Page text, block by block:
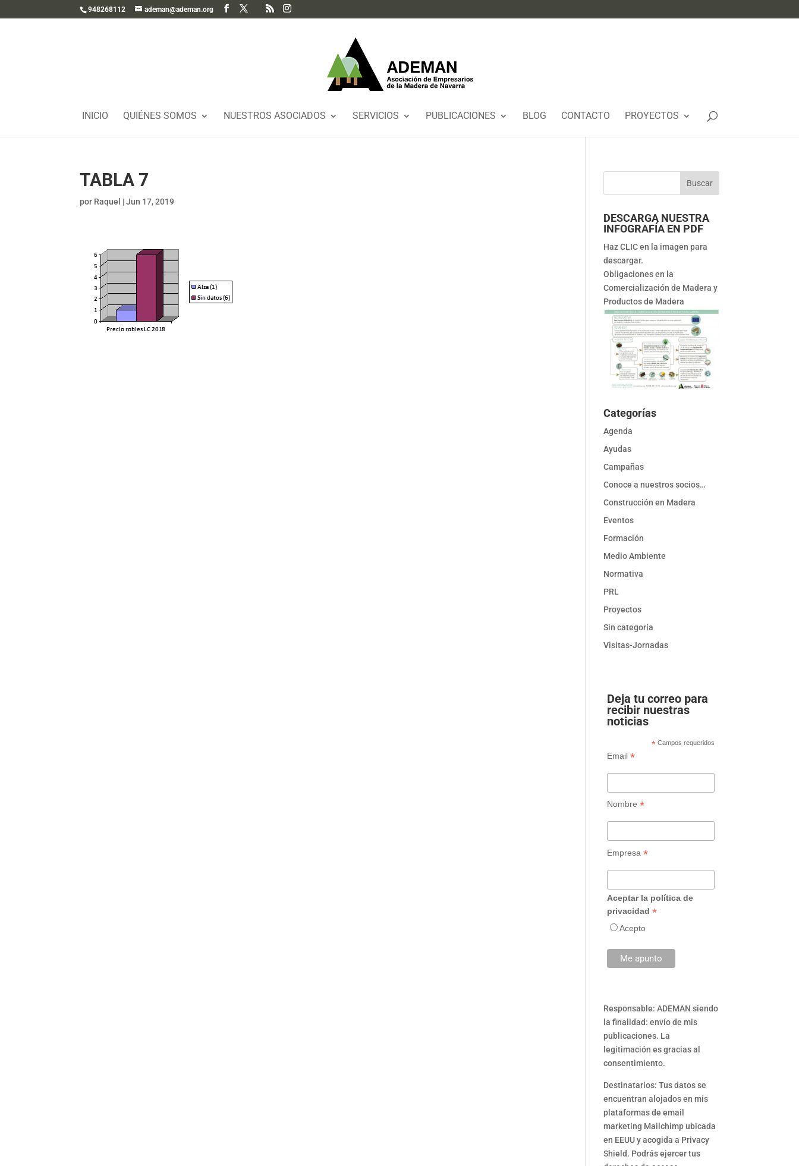
948268112 ademan@ademan.org
INICIO QUIÉNES SOMOS NUESTROS ASOCIADOS SERVICIOS PUBLICACIONES BLOG CONTACTO PROYECTOS
TABLA 7
por Raquel |Jun 17, 2019
DESCARGA NUESTRA
INFOGRAFÍA EN PDF
Haz CLIC en la imagen para
descargar.
Obligaciones en la
Comercialización de Madera y
Productos de Madera
Categorías
Agenda
Ayudas
Campañas
Conoce a nuestros socios…
Construcción en Madera
Eventos
Formación
Medio Ambiente
Normativa
PRL
Proyectos
Sin categoría
Visitas-Jornadas
Deja tu correo para
recibir nuestras
noticias
* Campos requeridos
Email *
Nombre *
Empresa *
Aceptar la política de
privacidad *
Acepto
Responsable: ADEMAN siendo
la finalidad: envío de mis
publicaciones. La
legitimación es gracias al
consentimiento.
Destinatarios: Tus datos se
encuentran alojados en mis
plataformas de email
marketing Mailchimp ubicada
en EEUU y acogida a Privacy
Shield. Podrás ejercer tus